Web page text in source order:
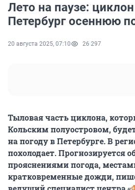
Лето на паузе:
Петербург осеннюю
20 августа 2025, 07:10 26 297
Тыловая часть циклона,
Кольским полуостровом,
на погоду в Петербурге. В
похолодает. Прогнозируется
прояснениями погода,
кратковременные дожди,